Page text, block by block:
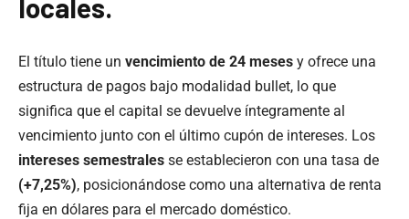
locales.
El título tiene un vencimiento de 24 meses y ofrece una
estructura de pagos bajo modalidad bullet, lo que
significa que el capital se devuelve íntegramente al
vencimiento junto con el último cupón de intereses. Los
intereses semestrales se establecieron con una tasa de
(+7,25%), posicionándose como una alternativa de renta
fija en dólares para el mercado doméstico.